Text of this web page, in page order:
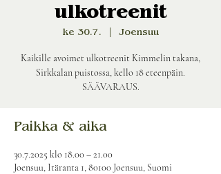
ulkotreenit
ke 30.7. Joensuu
Kaikille avoimet ulkotreenit Kimmelin takana,
Sirkkalan puistossa, kello 18 eteenpäin.
SÄÄVARAUS.
Paikka & aika
30.7.2025 klo 18.00 – 21.00
Joensuu, Itäranta 1, 80100 Joensuu, Suomi